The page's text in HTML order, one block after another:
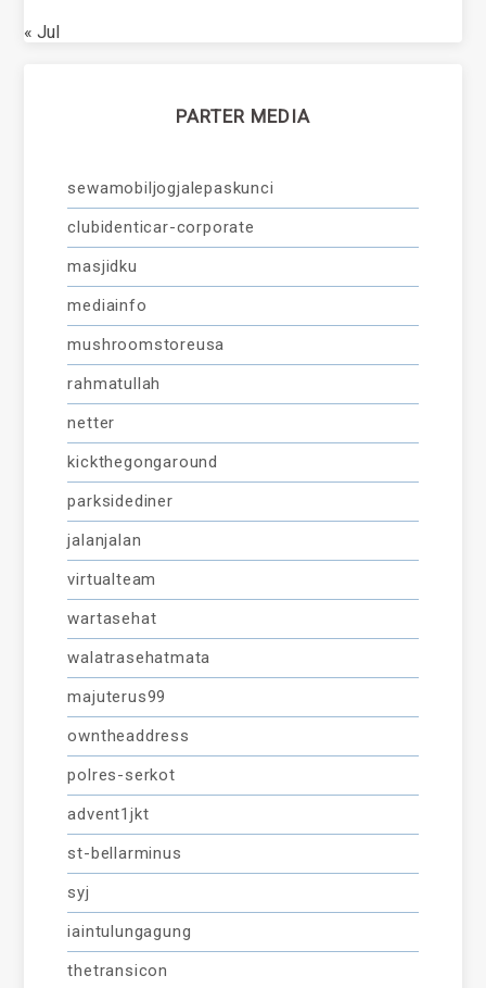
« Jul
PARTER MEDIA
sewamobiljogjalepaskunci
clubidenticar-corporate
masjidku
mediainfo
mushroomstoreusa
rahmatullah
netter
kickthegongaround
parksidediner
jalanjalan
virtualteam
wartasehat
walatrasehatmata
majuterus99
owntheaddress
polres-serkot
advent1jkt
st-bellarminus
syj
iaintulungagung
thetransicon